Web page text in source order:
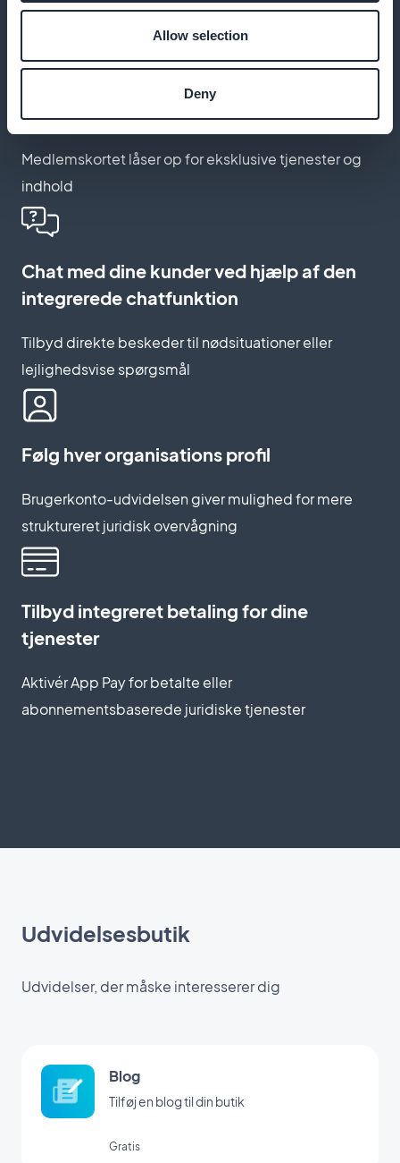
Allow selection
Deny
Reserver særlig adgang til dine NGO-
partnere
Medlemskortet låser op for eksklusive tjenester og
indhold
Chat med dine kunder ved hjælp af den
integrerede chatfunktion
Tilbyd direkte beskeder til nødsituationer eller
lejlighedsvise spørgsmål
Følg hver organisations profil
Brugerkonto-udvidelsen giver mulighed for mere
struktureret juridisk overvågning
Tilbyd integreret betaling for dine
tjenester
Aktivér App Pay for betalte eller
abonnementsbaserede juridiske tjenester
Udvidelsesbutik
Udvidelser, der måske interesserer dig
Blog
Tilføj en blog til din butik
Gratis